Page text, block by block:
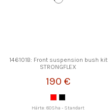
146101B: Front suspension bush kit
STRONGFLEX
190 €
Härte: 80Sha - Standart